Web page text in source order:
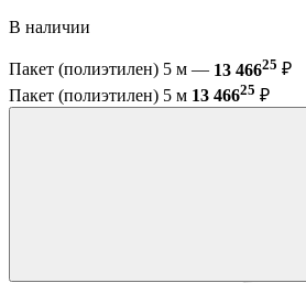
В наличии
Пакет (полиэтилен) 5 м — 13 46625 ₽
Пакет (полиэтилен) 5 м 13 46625 ₽